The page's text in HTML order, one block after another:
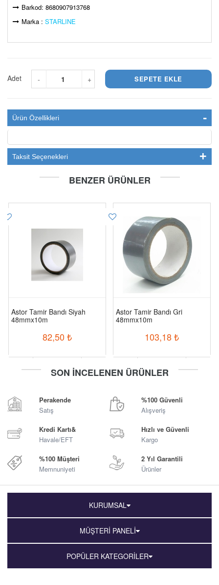
Barkod: 8680907913768
Marka : STARLINE
Adet +
-
Ürün Özellikleri
Taksit Seçenekleri
BENZER ÜRÜNLER
Astor Tamir Bandı Siyah
48mmx10m
82,50 ₺
Astor Tamir Bandı Gri
48mmx10m
103,18₺
SON İNCELENEN ÜRÜNLER
Perakende
Satış
%100 Güvenli
Alışveriş
Kredi Kartı&
Havale/EFT
Hızlı ve Güvenli
Kargo
%100 Müşteri
Memnuniyeti
2 Yıl Garantili
Ürünler
KURUMSAL
MÜŞTERİ PANELİ
POPÜLER KATEGORİLER